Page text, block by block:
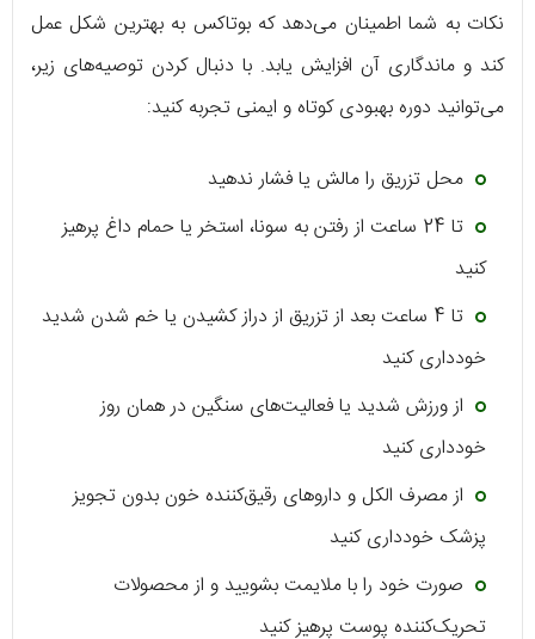
نکات به شما اطمینان می‌دهد که بوتاکس به بهترین شکل عمل
کند و ماندگاری آن افزایش یابد. با دنبال کردن توصیه‌های زیر،
می‌توانید دوره بهبودی کوتاه و ایمنی تجربه کنید:
محل تزریق را مالش یا فشار ندهید
تا 24 ساعت از رفتن به سونا، استخر یا حمام داغ پرهیز
کنید
تا 4 ساعت بعد از تزریق از دراز کشیدن یا خم شدن شدید
خودداری کنید
از ورزش شدید یا فعالیت‌های سنگین در همان روز
خودداری کنید
از مصرف الکل و داروهای رقیق‌کننده خون بدون تجویز
پزشک خودداری کنید
صورت خود را با ملایمت بشویید و از محصولات
تحریک‌کننده پوست پرهیز کنید